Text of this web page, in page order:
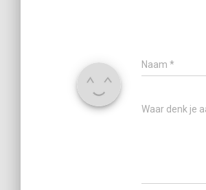
Naam *
Waar denk je